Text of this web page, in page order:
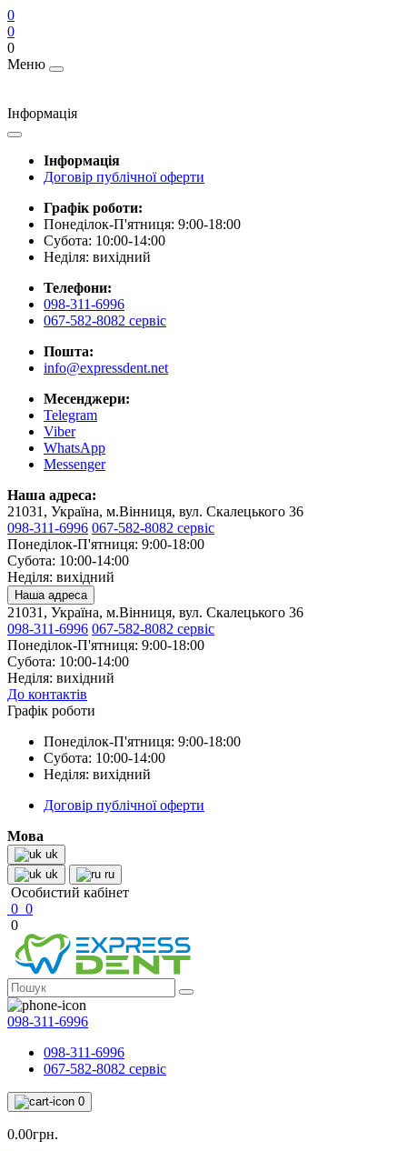
0
0
0
Меню
Інформація
Інформація
Договір публічної оферти
Графік роботи:
Понеділок-П'ятниця: 9:00-18:00
Субота: 10:00-14:00
Неділя: вихідний
Телефони:
098-311-6996
067-582-8082 сервіс
Пошта:
info@expressdent.net
Месенджери:
Telegram
Viber
WhatsApp
Messenger
Наша адреса:
21031, Україна, м.Вінниця, вул. Скалецького 36
098-311-6996 067-582-8082 сервіс
Понеділок-П'ятниця: 9:00-18:00
Субота: 10:00-14:00
Неділя: вихідний
Наша адреса
21031, Україна, м.Вінниця, вул. Скалецького 36
098-311-6996 067-582-8082 сервіс
Понеділок-П'ятниця: 9:00-18:00
Субота: 10:00-14:00
Неділя: вихідний
До контактів
Графік роботи
Понеділок-П'ятниця: 9:00-18:00
Субота: 10:00-14:00
Неділя: вихідний
Договір публічної оферти
Мова
uk
uk
ru
Особистий кабінет
0 0
0
098-311-6996
098-311-6996
067-582-8082 сервіс
0
0.00грн.